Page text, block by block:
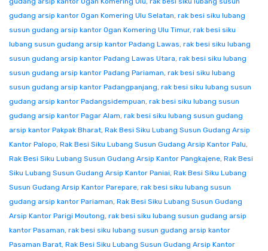
gudang arsip kantor Ogan Komering Ulu Selatan, rak besi siku lubang
susun gudang arsip kantor Ogan Komering Ulu Timur, rak besi siku
lubang susun gudang arsip kantor Padang Lawas, rak besi siku lubang
susun gudang arsip kantor Padang Lawas Utara, rak besi siku lubang
susun gudang arsip kantor Padang Pariaman, rak besi siku lubang
susun gudang arsip kantor Padangpanjang, rak besi siku lubang susun
gudang arsip kantor Padangsidempuan, rak besi siku lubang susun
gudang arsip kantor Pagar Alam, rak besi siku lubang susun gudang
arsip kantor Pakpak Bharat, Rak Besi Siku Lubang Susun Gudang Arsip
Kantor Palopo, Rak Besi Siku Lubang Susun Gudang Arsip Kantor Palu,
Rak Besi Siku Lubang Susun Gudang Arsip Kantor Pangkajene, Rak Besi
Siku Lubang Susun Gudang Arsip Kantor Paniai, Rak Besi Siku Lubang
Susun Gudang Arsip Kantor Parepare, rak besi siku lubang susun
gudang arsip kantor Pariaman, Rak Besi Siku Lubang Susun Gudang
Arsip Kantor Parigi Moutong, rak besi siku lubang susun gudang arsip
kantor Pasaman, rak besi siku lubang susun gudang arsip kantor
Pasaman Barat, Rak Besi Siku Lubang Susun Gudang Arsip Kantor